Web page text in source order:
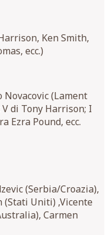
Ken Smith,
ecc.)
Novacovic (Lament
di Tony Harrison; I
Ezra Pound, ecc.
(Serbia/Croazia),
(Stati Uniti) ,Vicente
Carmen